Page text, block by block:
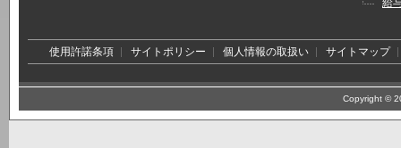
給
使用許諾条項 サイトポリシー 個人情報の取扱い サイトマップ
Copyright ©